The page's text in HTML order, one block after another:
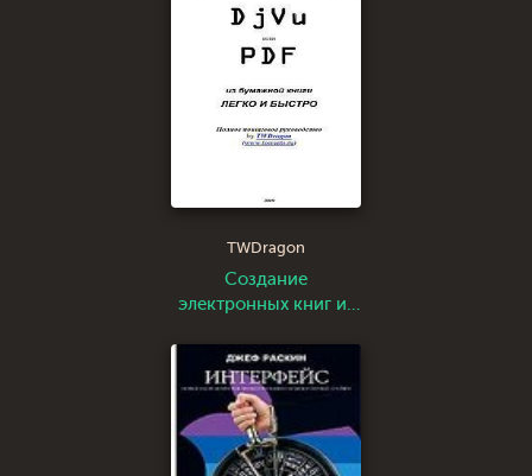
TWDragon
Создание
электронных книг из
из бумажной книги
легко и быстро